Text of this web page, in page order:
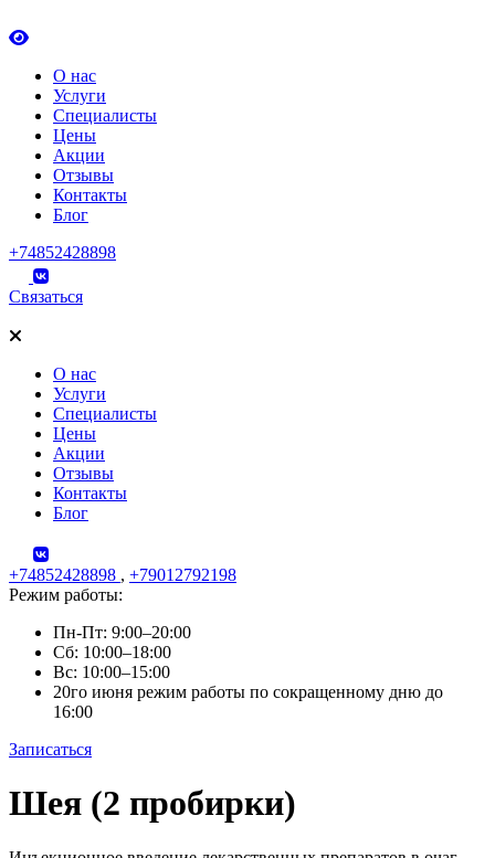
О нас
Услуги
Специалисты
Цены
Акции
Отзывы
Контакты
Блог
+74852428898
Связаться
О нас
Услуги
Специалисты
Цены
Акции
Отзывы
Контакты
Блог
+74852428898 , +79012792198
Режим работы:
Пн-Пт: 9:00–20:00
Сб: 10:00–18:00
Вс: 10:00–15:00
20го июня режим работы по сокращенному дню до
16:00
Записаться
Skip
to
Шея (2 пробирки)